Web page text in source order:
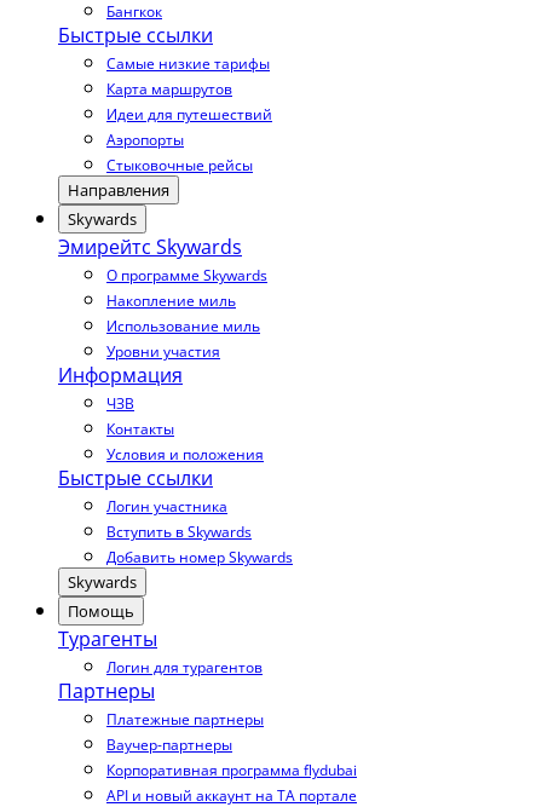
Бангкок
Быстрые ссылки
Самые низкие тарифы
Карта маршрутов
Идеи для путешествий
Аэропорты
Стыковочные рейсы
Направления
Skywards
Эмирейтс Skywards
О программе Skywards
Накопление миль
Использование миль
Уровни участия
Информация
ЧЗВ
Контакты
Условия и положения
Быстрые ссылки
Логин участника
Вступить в Skywards
Добавить номер Skywards
Skywards
Помощь
Турагенты
Логин для турагентов
Партнеры
Платежные партнеры
Ваучер-партнеры
Корпоративная программа flydubai
API и новый аккаунт на TA портале